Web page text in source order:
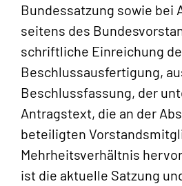
Bundessatzung sowie bei
seitens des
schriftliche Einreichung
Beschlussausfertigung,
Beschlussfassung, der
Antragstext, die an der
beteiligten
Mehrheitsverhältnis
ist die aktuelle Satzung